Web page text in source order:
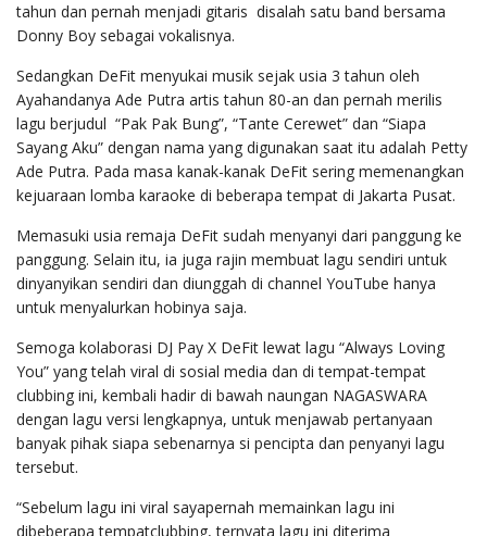
tahun dan pernah menjadi gitaris disalah satu band bersama
Donny Boy sebagai vokalisnya.
Sedangkan DeFit menyukai musik sejak usia 3 tahun oleh
Ayahandanya Ade Putra artis tahun 80-an dan pernah merilis
lagu berjudul “Pak Pak Bung”, “Tante Cerewet” dan “Siapa
Sayang Aku” dengan nama yang digunakan saat itu adalah Petty
Ade Putra. Pada masa kanak-kanak DeFit sering memenangkan
kejuaraan lomba karaoke di beberapa tempat di Jakarta Pusat.
Memasuki usia remaja DeFit sudah menyanyi dari panggung ke
panggung. Selain itu, ia juga rajin membuat lagu sendiri untuk
dinyanyikan sendiri dan diunggah di channel YouTube hanya
untuk menyalurkan hobinya saja.
Semoga kolaborasi DJ Pay X DeFit lewat lagu “Always Loving
You” yang telah viral di sosial media dan di tempat-tempat
clubbing ini, kembali hadir di bawah naungan NAGASWARA
dengan lagu versi lengkapnya, untuk menjawab pertanyaan
banyak pihak siapa sebenarnya si pencipta dan penyanyi lagu
tersebut.
“Sebelum lagu ini viral sayapernah memainkan lagu ini
dibeberapa tempatclubbing, ternyata lagu ini diterima